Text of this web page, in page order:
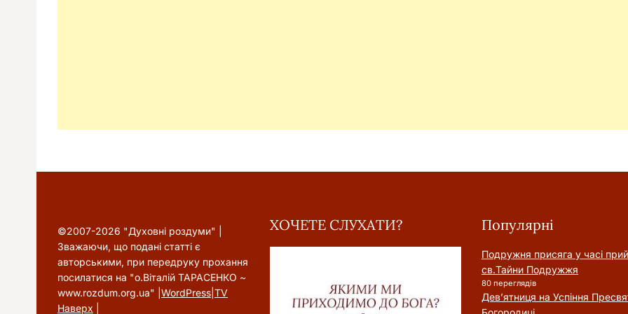
©2007-2026 "Духовні роздуми" |
Зважаючи, що подані статті є
авторськими, при передруку прохання
посилатися на "о.Віталій ТАРАСЕНКО ~
www.rozdum.org.ua" | WordPress TV
Наверх
ХОЧЕТЕ СЛУХАТИ? Популярні
Подружня присягa у часі
cв.Тайни Подружжя
80 переглядів
Дев’ятниця на Успіння